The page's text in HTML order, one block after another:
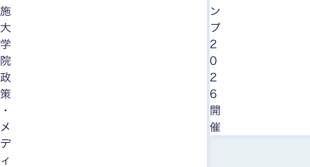
施
大
学
院
政
策
・
メ
デ
ィ
ン
プ
2
0
2
6
開
催